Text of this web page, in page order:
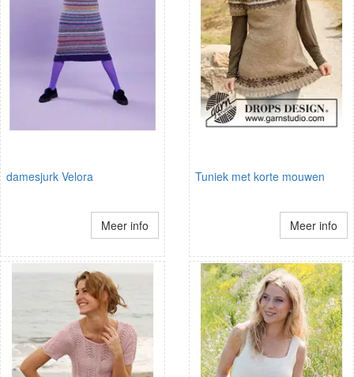
damesjurk Velora
Meer info
Tuniek met korte mouwen
Meer info